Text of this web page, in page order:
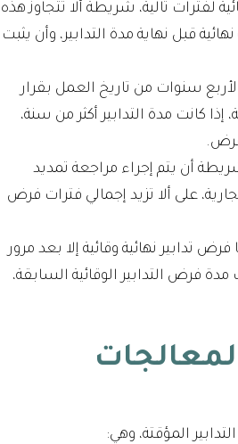
لفترات تالية، شريطة ألا تتجاوز هذه
قبل نهاية مدة التدابير، وأن يثبت
سنوات من تاريخ العمل بقرار
كانت مدة التدابير أكثر من سنة،
أن يتم إجراء مراجعة تمديد
على ألا تزيد إجمالي فترات فرض
تدابير نهائية وقائية إلا بعد مرور
فرض التدابير الوقائية السابقة،
المؤقتة، وهي: